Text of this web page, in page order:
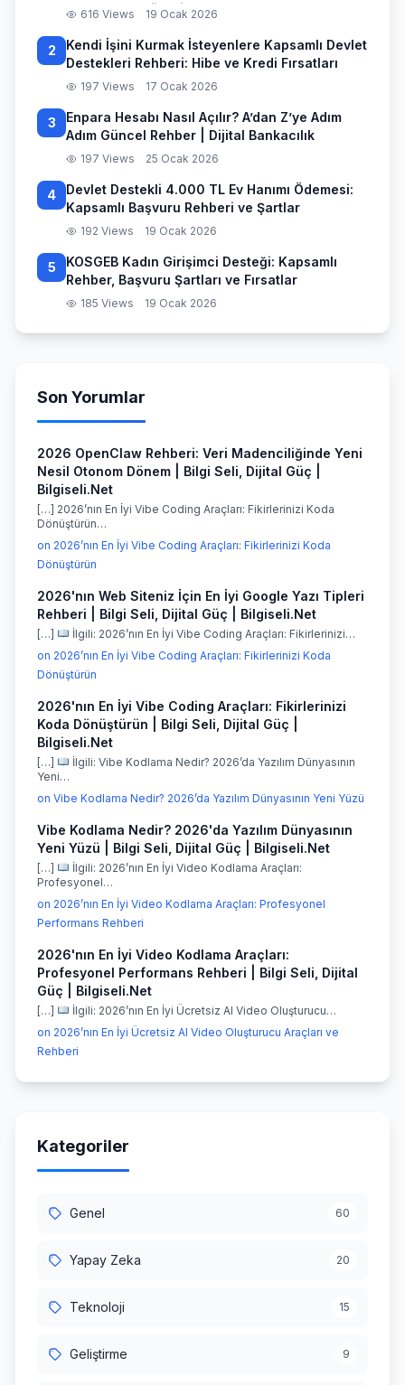
ve Başvuru Süreci
616 Views 19 Ocak 2026
2
Kendi İşini Kurmak İsteyenlere Kapsamlı Devlet
Destekleri Rehberi: Hibe ve Kredi Fırsatları
197 Views 17 Ocak 2026
3
Enpara Hesabı Nasıl Açılır? A’dan Z’ye Adım
Adım Güncel Rehber | Dijital Bankacılık
197 Views 25 Ocak 2026
4
Devlet Destekli 4.000 TL Ev Hanımı Ödemesi:
Kapsamlı Başvuru Rehberi ve Şartlar
192 Views 19 Ocak 2026
5
KOSGEB Kadın Girişimci Desteği: Kapsamlı
Rehber, Başvuru Şartları ve Fırsatlar
185 Views 19 Ocak 2026
Son Yorumlar
2026 OpenClaw Rehberi: Veri Madenciliğinde Yeni
Nesil Otonom Dönem | Bilgi Seli, Dijital Güç |
Bilgiseli.Net
[…] 2026’nın En İyi Vibe Coding Araçları: Fikirlerinizi Koda
Dönüştürün…
on 2026’nın En İyi Vibe Coding Araçları: Fikirlerinizi Koda
Dönüştürün
2026'nın Web Siteniz İçin En İyi Google Yazı Tipleri
Rehberi | Bilgi Seli, Dijital Güç | Bilgiseli.Net
[…]
İlgili: 2026’nın En İyi Vibe Coding Araçları: Fikirlerinizi…
on 2026’nın En İyi Vibe Coding Araçları: Fikirlerinizi Koda
Dönüştürün
2026'nın En İyi Vibe Coding Araçları: Fikirlerinizi
Koda Dönüştürün | Bilgi Seli, Dijital Güç |
Bilgiseli.Net
[…]
İlgili: Vibe Kodlama Nedir? 2026’da Yazılım Dünyasının
Yeni…
on Vibe Kodlama Nedir? 2026’da Yazılım Dünyasının Yeni Yüzü
Vibe Kodlama Nedir? 2026'da Yazılım Dünyasının
Yeni Yüzü | Bilgi Seli, Dijital Güç | Bilgiseli.Net
[…]
İlgili: 2026’nın En İyi Video Kodlama Araçları:
Profesyonel…
on 2026’nın En İyi Video Kodlama Araçları: Profesyonel
Performans Rehberi
2026'nın En İyi Video Kodlama Araçları:
Profesyonel Performans Rehberi | Bilgi Seli, Dijital
Güç | Bilgiseli.Net
[…]
İlgili: 2026’nın En İyi Ücretsiz AI Video Oluşturucu…
on 2026’nın En İyi Ücretsiz AI Video Oluşturucu Araçları ve
Rehberi
Kategoriler
Genel 60
Yapay Zeka 20
Teknoloji 15
Geliştirme 9